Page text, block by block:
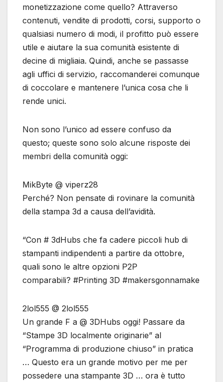
monetizzazione come quello? Attraverso
contenuti, vendite di prodotti, corsi, supporto o
qualsiasi numero di modi, il profitto può essere
utile e aiutare la sua comunità esistente di
decine di migliaia. Quindi, anche se passasse
agli uffici di servizio, raccomanderei comunque
di coccolare e mantenere l’unica cosa che li
rende unici.
Non sono l’unico ad essere confuso da
questo; queste sono solo alcune risposte dei
membri della comunità oggi:
MikByte @ viperz28
Perché? Non pensate di rovinare la comunità
della stampa 3d a causa dell’avidità.
“Con # 3dHubs che fa cadere piccoli hub di
stampanti indipendenti a partire da ottobre,
quali sono le altre opzioni P2P
comparabili? #Printing 3D #makersgonnamake
2lol555 @ 2lol555
Un grande F a @ 3DHubs oggi! Passare da
“Stampe 3D localmente originarie” al
“Programma di produzione chiuso” in pratica
… Questo era un grande motivo per me per
possedere una stampante 3D … ora è tutto